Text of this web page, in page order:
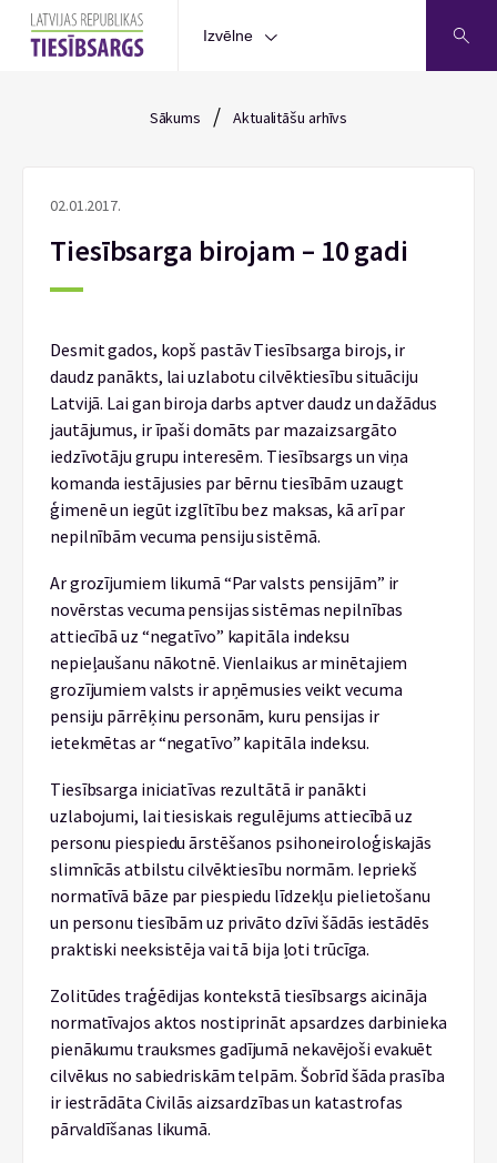
Izvēlne
Sākums / Aktualitāšu arhīvs
02.01.2017.
Tiesībsarga birojam – 10 gadi
Desmit gados, kopš pastāv Tiesībsarga birojs, ir
daudz panākts, lai uzlabotu cilvēktiesību situāciju
Latvijā. Lai gan biroja darbs aptver daudz un dažādus
jautājumus, ir īpaši domāts par mazaizsargāto
iedzīvotāju grupu interesēm. Tiesībsargs un viņa
komanda iestājusies par bērnu tiesībām uzaugt
ģimenē un iegūt izglītību bez maksas, kā arī par
nepilnībām vecuma pensiju sistēmā.
Ar grozījumiem likumā “Par valsts pensijām” ir
novērstas vecuma pensijas sistēmas nepilnības
attiecībā uz “negatīvo” kapitāla indeksu
nepieļaušanu nākotnē. Vienlaikus ar minētajiem
grozījumiem valsts ir apņēmusies veikt vecuma
pensiju pārrēķinu personām, kuru pensijas ir
ietekmētas ar “negatīvo” kapitāla indeksu.
Tiesībsarga iniciatīvas rezultātā ir panākti
uzlabojumi, lai tiesiskais regulējums attiecībā uz
personu piespiedu ārstēšanos psihoneiroloģiskajās
slimnīcās atbilstu cilvēktiesību normām. Iepriekš
normatīvā bāze par piespiedu līdzekļu pielietošanu
un personu tiesībām uz privāto dzīvi šādās iestādēs
praktiski neeksistēja vai tā bija ļoti trūcīga.
Zolitūdes traģēdijas kontekstā tiesībsargs aicināja
normatīvajos aktos nostiprināt apsardzes darbinieka
pienākumu trauksmes gadījumā nekavējoši evakuēt
cilvēkus no sabiedriskām telpām. Šobrīd šāda prasība
ir iestrādāta Civilās aizsardzības un katastrofas
pārvaldīšanas likumā.